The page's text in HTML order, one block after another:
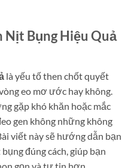
Nịt Bụng Hiệu Quả
là yếu tố then chốt quyết
eo mơ ước hay không.
gặp khó khăn hoặc mắc
gen không những không
viết này sẽ hướng dẫn bạn
đúng cách, giúp bạn